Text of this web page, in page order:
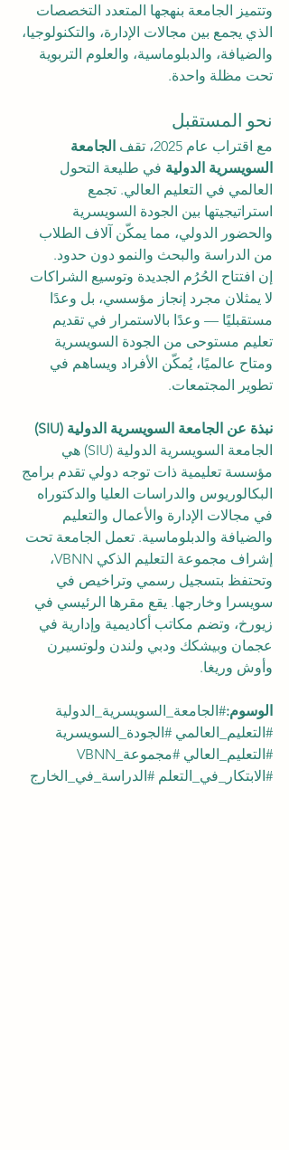
وتتميز الجامعة بنهجها المتعدد التخصصات
الذي يجمع بين مجالات الإدارة، والتكنولوجيا،
والضيافة، والدبلوماسية، والعلوم التربوية
تحت مظلة واحدة.
نحو المستقبل
مع اقتراب عام 2025، تقف
الجامعة
السويسرية الدولية في طليعة التحول
العالمي في التعليم العالي. تجمع
استراتيجيتها بين الجودة السويسرية
والحضور الدولي، مما يمكّن آلاف الطلاب
من الدراسة والبحث والنمو دون حدود.
إن افتتاح الحُرُم الجديدة وتوسيع الشراكات
لا يمثلان مجرد إنجاز مؤسسي، بل وعدًا
مستقبليًا — وعدًا بالاستمرار في تقديم
تعليم مستوحى من الجودة السويسرية
ومتاح عالميًا، يُمكّن الأفراد ويساهم في
تطوير المجتمعات.
نبذة عن الجامعة السويسرية الدولية (SIU)
الجامعة السويسرية الدولية (SIU) هي
مؤسسة تعليمية ذات توجه دولي تقدم برامج
البكالوريوس والدراسات العليا والدكتوراه
في مجالات الإدارة والأعمال والتعليم
والضيافة والدبلوماسية. تعمل الجامعة تحت
إشراف مجموعة التعليم الذكي VBNN،
وتحتفظ بتسجيل رسمي وتراخيص في
سويسرا وخارجها. يقع مقرها الرئيسي في
زيورخ، وتضم مكاتب أكاديمية وإدارية في
عجمان وبيشكك ودبي ولندن ولوتسيرن
وأوش وريغا.
الوسوم:#الجامعة_السويسرية_الدولية
#التعليم_العالمي #الجودة_السويسرية
#التعليم_العالي #مجموعة_VBNN
#الابتكار_في_التعلم #الدراسة_في_الخارج